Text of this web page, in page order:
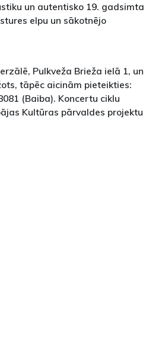
un autentisko 19. gadsimta
elpu un sākotnējo
Pulkveža Brieža ielā 1, un
tāpēc aicinām pieteikties:
(Baiba). Koncertu ciklu
Kultūras pārvaldes projektu